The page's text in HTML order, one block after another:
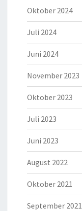
Oktober 2024
Juli 2024
Juni 2024
November 2023
Oktober 2023
Juli 2023
Juni 2023
August 2022
Oktober 2021
September 2021